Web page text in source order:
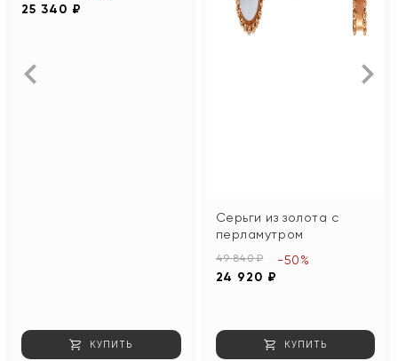
25 340 ₽
КУПИТЬ
Серьги из золота с
перламутром
49 840 ₽
24 920 ₽
-50%
КУПИТЬ